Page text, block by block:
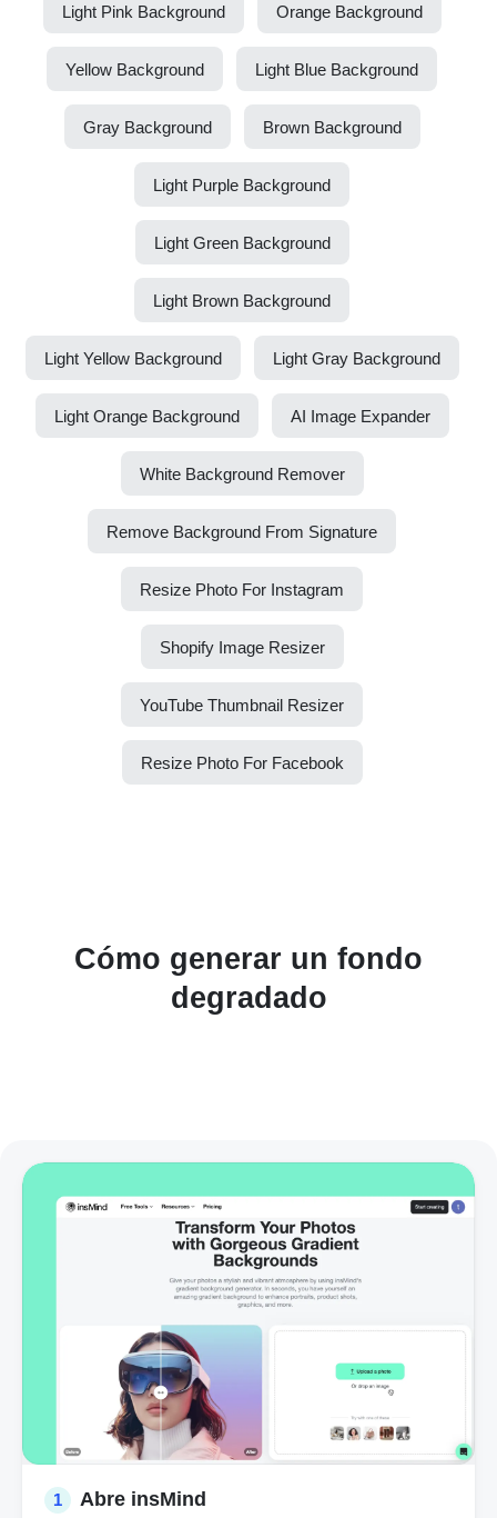
Light Pink Background Orange Background
Yellow Background Light Blue Background
Gray Background Brown Background
Light Purple Background
Light Green Background
Light Brown Background
Light Yellow Background Light Gray Background
Light Orange Background AI Image Expander
White Background Remover
Remove Background From Signature
Resize Photo For Instagram
Shopify Image Resizer
YouTube Thumbnail Resizer
Resize Photo For Facebook
Cómo generar un fondo
degradado
1 Abre insMind